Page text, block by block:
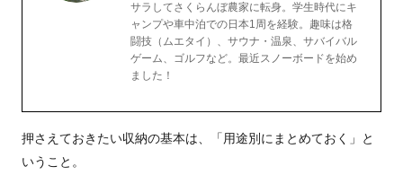
サラしてさくらんぼ農家に転身。学生時代にキ
ャンプや車中泊での日本1周を経験。趣味は格
闘技（ムエタイ）、サウナ・温泉、サバイバル
ゲーム、ゴルフなど。最近スノーボードを始め
ました！
押さえておきたい収納の基本は、「用途別にまとめておく」と
いうこと。